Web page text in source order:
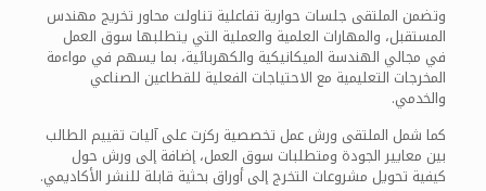
وتضمن الملتقى جلسات حوارية تفاعلية تناولت محاور تخريج مهندس
المستقبل، والمهارات العلمية والعملية التي يتطلبها سوق العمل
في مجالي الهندسة الميكانيكية والكهربائية، بما يسهم في مواءمة
المخرجات التعليمية مع الاحتياجات الفعلية للقطاعين الصناعي
والخدمي.
كما شمل الملتقى ورش عمل تخصصية ركزت على آليات تقييم الطالب
بين معايير الجودة ومتطلبات سوق العمل، إضافة إلى ورش حول
كيفية تحويل مشروعات التخرج إلى أوراق بحثية قابلة للنشر الأكاديمي.